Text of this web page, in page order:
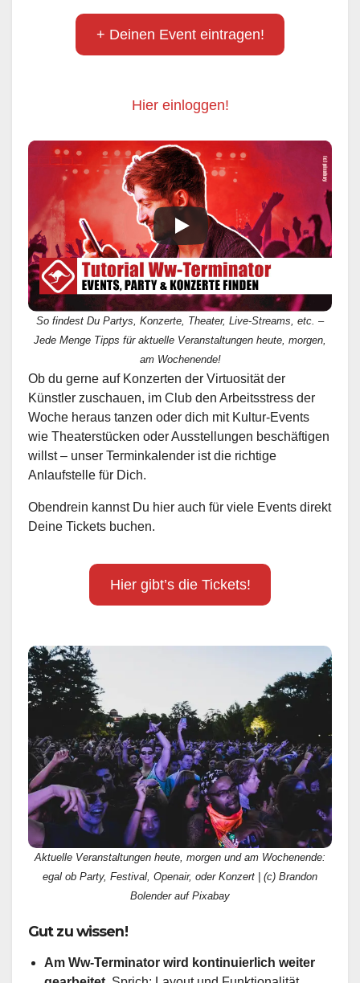
+ Deinen Event eintragen!
Hier einloggen!
So findest Du Partys, Konzerte, Theater, Live-Streams, etc. –
Jede Menge Tipps für aktuelle Veranstaltungen heute, morgen,
am Wochenende!
Ob du gerne auf Konzerten der Virtuosität der
Künstler zuschauen, im Club den Arbeitsstress der
Woche heraus tanzen oder dich mit Kultur-Events
wie Theaterstücken oder Ausstellungen beschäftigen
willst – unser Terminkalender ist die richtige
Anlaufstelle für Dich.
Obendrein kannst Du hier auch für viele Events direkt
Deine Tickets buchen.
Hier gibt’s die Tickets!
Aktuelle Veranstaltungen heute, morgen und am Wochenende:
egal ob Party, Festival, Openair, oder Konzert | (c) Brandon
Bolender auf Pixabay
Gut zu wissen!
Am Ww-Terminator wird kontinuierlich weiter